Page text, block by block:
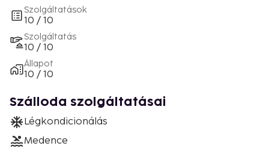
Szolgáltatások
10 / 10
Szolgáltatás
10 / 10
Állapot
10 / 10
Szálloda szolgáltatásai
Légkondicionálás
Medence